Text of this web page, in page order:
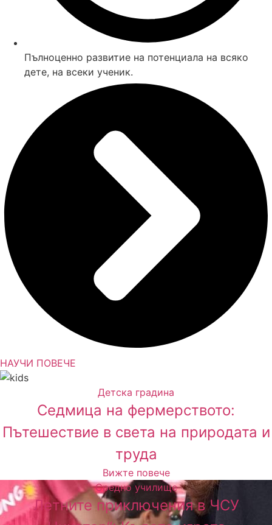
Пълноценно развитие на потенциала на всяко
дете, на всеки ученик.
НАУЧИ ПОВЕЧЕ
Детска градина
Седмица на фермерството:
Пътешествие в света на природата и
труда
Вижте повече
Средно училище
Летните приключения в ЧСУ